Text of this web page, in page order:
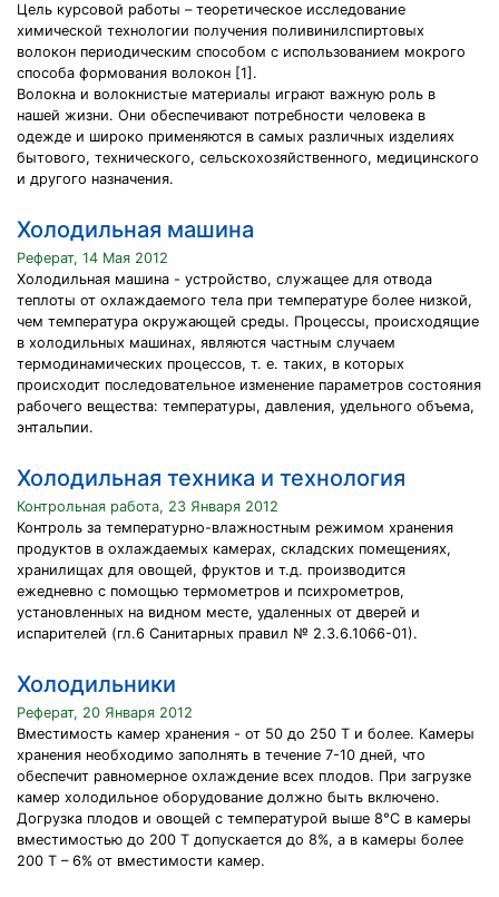
Цель курсовой работы – теоретическое исследование
химической технологии получения поливинилспиртовых
волокон периодическим способом с использованием мокрого
способа формования волокон [1].
Волокна и волокнистые материалы играют важную роль в
нашей жизни. Они обеспечивают потребности человека в
одежде и широко применяются в самых различных изделиях
бытового, технического, сельскохозяйственного, медицинского
и другого назначения.
Холодильная машина
Реферат, 14 Мая 2012
Холодильная машина - устройство, служащее для отвода
теплоты от охлаждаемого тела при температуре более низкой,
чем температура окружающей среды. Процессы, происходящие
в холодильных машинах, являются частным случаем
термодинамических процессов, т. е. таких, в которых
происходит последовательное изменение параметров состояния
рабочего вещества: температуры, давления, удельного объема,
энтальпии.
Холодильная техника и технология
Контрольная работа, 23 Января 2012
Контроль за температурно-влажностным режимом хранения
продуктов в охлаждаемых камерах, складских помещениях,
хранилищах для овощей, фруктов и т.д. производится
ежедневно с помощью термометров и психрометров,
установленных на видном месте, удаленных от дверей и
испарителей (гл.6 Санитарных правил № 2.3.6.1066-01).
Холодильники
Реферат, 20 Января 2012
Вместимость камер хранения - от 50 до 250 Т и более. Камеры
хранения необходимо заполнять в течение 7-10 дней, что
обеспечит равномерное охлаждение всех плодов. При загрузке
камер холодильное оборудование должно быть включено.
Догрузка плодов и овощей с температурой выше 8°С в камеры
вместимостью до 200 Т допускается до 8%, а в камеры более
200 Т – 6% от вместимости камер.